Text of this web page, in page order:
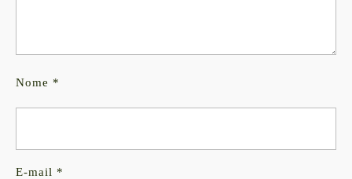
Nome *
E-mail *